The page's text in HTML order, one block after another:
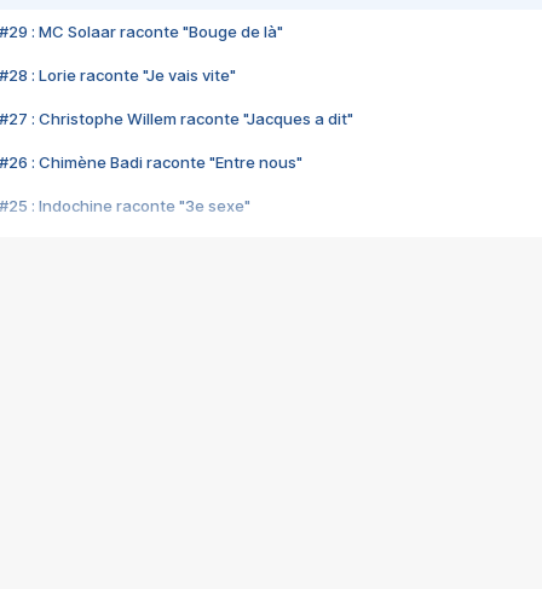
#29 : MC Solaar raconte "Bouge de là"
#28 : Lorie raconte "Je vais vite"
#27 : Christophe Willem raconte "Jacques a dit"
#26 : Chimène Badi raconte "Entre nous"
#25 : Indochine raconte "3e sexe"